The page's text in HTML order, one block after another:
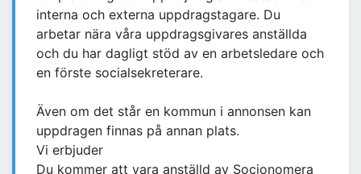
interna och externa uppdragstagare. Du
arbetar nära våra uppdragsgivares anställda
och du har dagligt stöd av en arbetsledare och
en förste socialsekreterare.
Även om det står en kommun i annonsen kan
uppdragen finnas på annan plats.
Vi erbjuder
Du kommer att vara anställd av Socionomera